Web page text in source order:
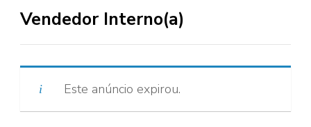
Vendedor Interno(a)
Este anúncio expirou.